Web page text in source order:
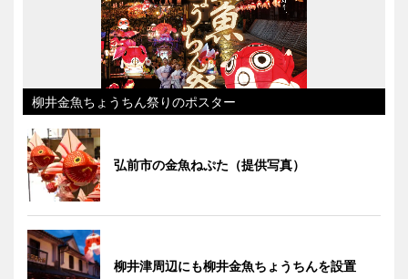
柳井金魚ちょうちん祭りのポスター
弘前市の金魚ねぷた（提供写真）
柳井津周辺にも柳井金魚ちょうちんを設置